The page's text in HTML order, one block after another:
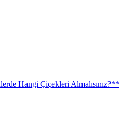
Hangi Çiçekleri Almalısınız?**